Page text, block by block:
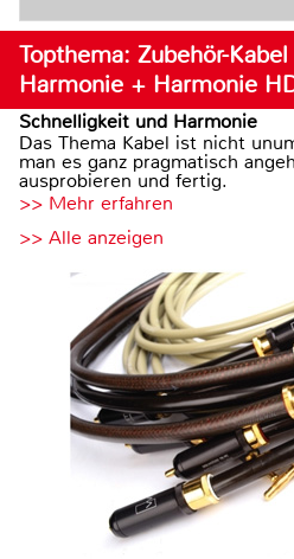
Topthema: Zubehör-
Harmonie + Harmonie
Schnelligkeit und Harmonie
Das Thema Kabel ist nicht
man es ganz pragmatisch
ausprobieren und fertig.
>> Mehr erfahren
>> Alle anzeigen